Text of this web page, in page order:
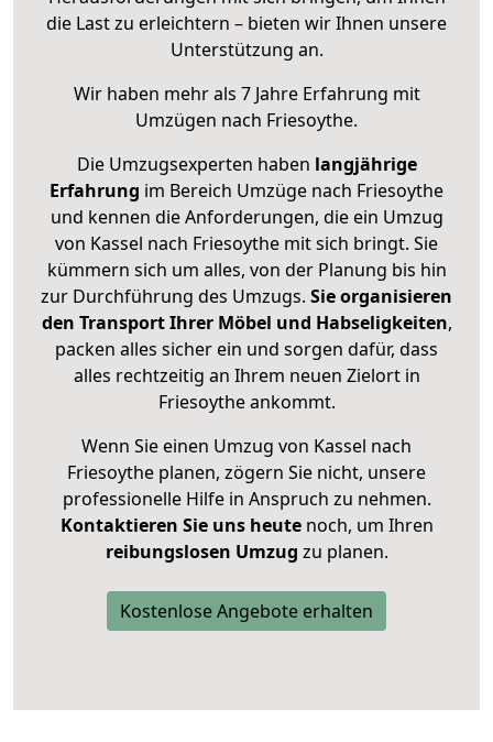
die Last zu erleichtern – bieten wir Ihnen unsere
Unterstützung an.
Wir haben mehr als 7 Jahre Erfahrung mit
Umzügen nach Friesoythe.
Die Umzugsexperten haben langjährige
Erfahrung im Bereich Umzüge nach Friesoythe
und kennen die Anforderungen, die ein Umzug
von Kassel nach Friesoythe mit sich bringt. Sie
kümmern sich um alles, von der Planung bis hin
zur Durchführung des Umzugs. Sie organisieren
den Transport Ihrer Möbel und Habseligkeiten,
packen alles sicher ein und sorgen dafür, dass
alles rechtzeitig an Ihrem neuen Zielort in
Friesoythe ankommt.
Wenn Sie einen Umzug von Kassel nach
Friesoythe planen, zögern Sie nicht, unsere
professionelle Hilfe in Anspruch zu nehmen.
Kontaktieren Sie uns heutenoch, um Ihren
reibungslosen Umzug zu planen.
Kostenlose Angebote erhalten